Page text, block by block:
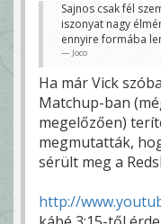
Sajnos csak fél
iszonyat nagy
ennyire formába
Joco
Ha már Vick
Matchup-ban
megelőzően)
megmutatták,
sérült meg a
http://